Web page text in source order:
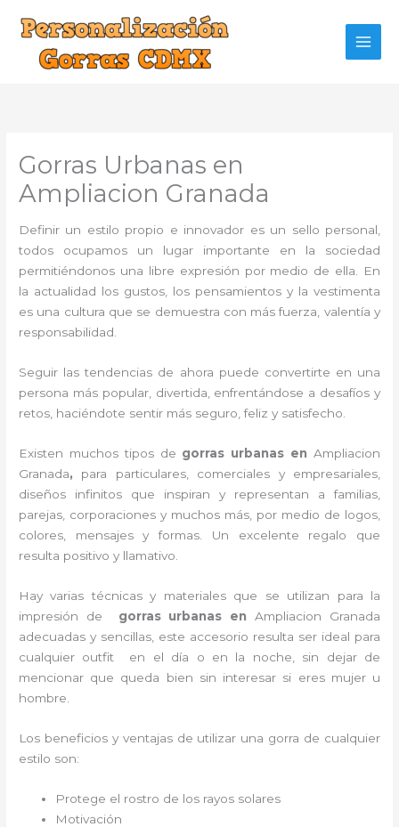
contenido
Gorras Urbanas en
Ampliacion Granada
Definir un estilo propio e innovador es un sello personal,
todos ocupamos un lugar importante en la sociedad
permitiéndonos una libre expresión por medio de ella. En
la actualidad los gustos, los pensamientos y la vestimenta
es una cultura que se demuestra con más fuerza, valentía y
responsabilidad.
Seguir las tendencias de ahora puede convertirte en una
persona más popular, divertida, enfrentándose a desafíos y
retos, haciéndote sentir más seguro, feliz y satisfecho.
Existen muchos tipos de gorras urbanas en Ampliacion
Granada, para particulares, comerciales y empresariales,
diseños infinitos que inspiran y representan a familias,
parejas, corporaciones y muchos más, por medio de logos,
colores, mensajes y formas. Un excelente regalo que
resulta positivo y llamativo.
Hay varias técnicas y materiales que se utilizan para la
impresión de gorras urbanas enAmpliacion Granada
adecuadas y sencillas, este accesorio resulta ser ideal para
cualquier outfit en el día o en la noche, sin dejar de
mencionar que queda bien sin interesar si eres mujer u
hombre.
Los beneficios y ventajas de utilizar una gorra de cualquier
estilo son:
Protege el rostro de los rayos solares
Motivación